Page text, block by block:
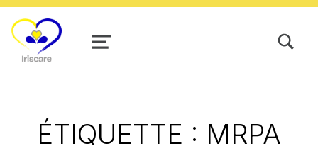
MENU
ÉTIQUETTE : MRPA